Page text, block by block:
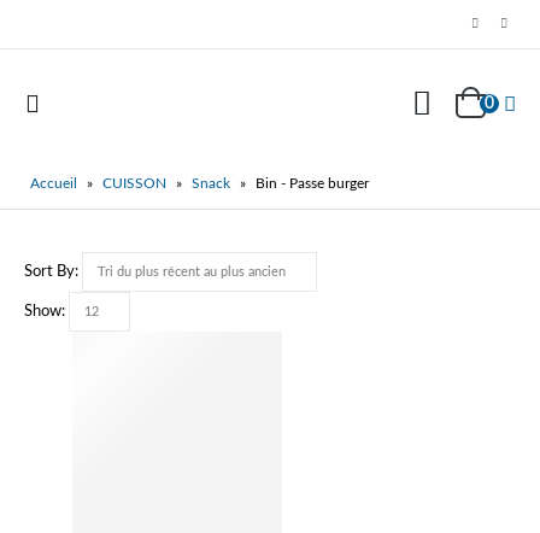
0
Accueil » CUISSON » Snack » Bin - Passe burger
Sort By:
Show: